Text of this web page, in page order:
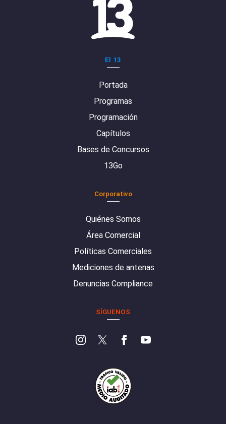
El 13
Portada
Programas
Programación
Capítulos
Bases de Concursos
13Go
Corporativo
Quiénes Somos
Área Comercial
Políticas Comerciales
Mediciones de antenas
Denuncias Compliance
SÍGUENOS